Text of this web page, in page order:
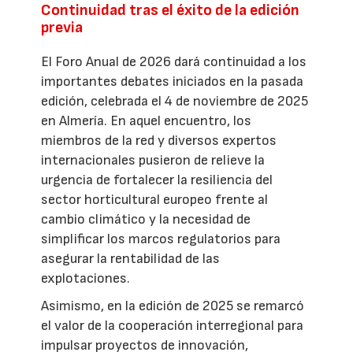
Continuidad tras el éxito de la edición
previa
El Foro Anual de 2026 dará continuidad a los
importantes debates iniciados en la pasada
edición, celebrada el 4 de noviembre de 2025
en Almería. En aquel encuentro, los
miembros de la red y diversos expertos
internacionales pusieron de relieve la
urgencia de fortalecer la resiliencia del
sector horticultural europeo frente al
cambio climático y la necesidad de
simplificar los marcos regulatorios para
asegurar la rentabilidad de las
explotaciones.
Asimismo, en la edición de 2025 se remarcó
el valor de la cooperación interregional para
impulsar proyectos de innovación,